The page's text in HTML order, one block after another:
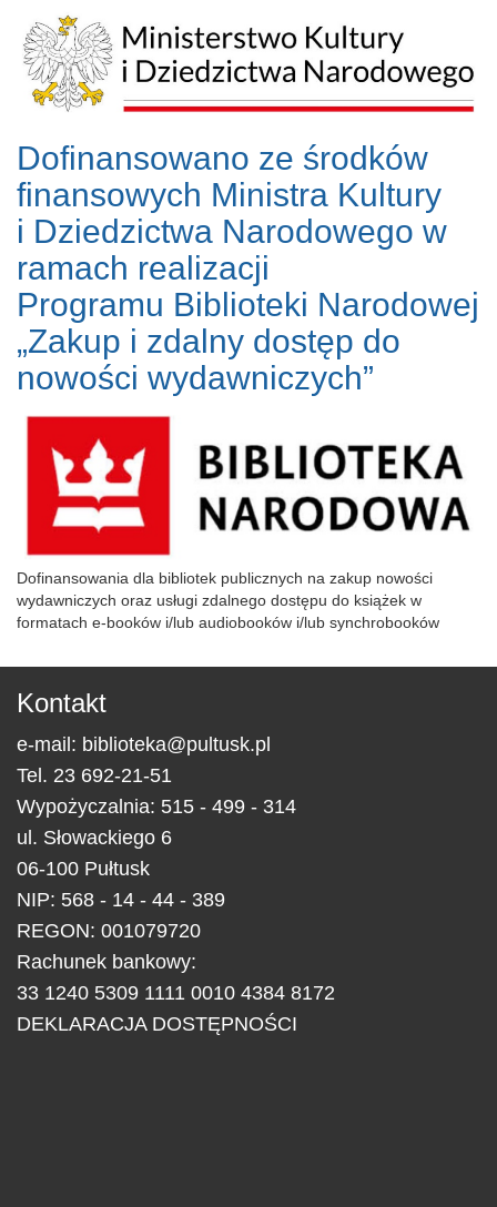
Dofinansowano ze środków
finansowych Ministra Kultury
i Dziedzictwa Narodowego w
ramach realizacji
Programu Biblioteki Narodowej
„Zakup i zdalny dostęp do
nowości wydawniczych”
Dofinansowania dla bibliotek publicznych na zakup nowości
wydawniczych oraz usługi zdalnego dostępu do książek w
formatach e-booków i/lub audiobooków i/lub synchrobooków
Kontakt
e-mail: biblioteka@pultusk.pl
Tel. 23 692-21-51
Wypożyczalnia: 515 - 499 - 314
ul. Słowackiego 6
06-100 Pułtusk
NIP: 568 - 14 - 44 - 389
REGON: 001079720
Rachunek bankowy:
33 1240 5309 1111 0010 4384 8172
DEKLARACJA DOSTĘPNOŚCI